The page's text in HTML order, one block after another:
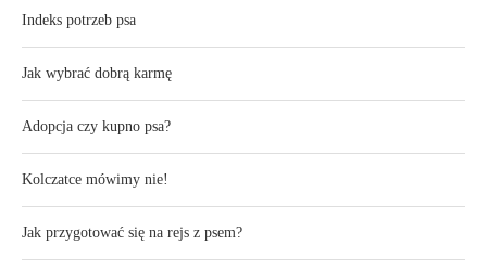
Indeks potrzeb psa
Jak wybrać dobrą karmę
Adopcja czy kupno psa?
Kolczatce mówimy nie!
Jak przygotować się na rejs z psem?